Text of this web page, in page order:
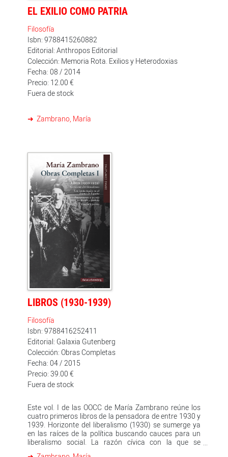
sorprendida tan sólo en algunos claros que se abren en
la espesura inicial entre cielo y tierra. Y en el remoto
se anegan´.
EL EXILIO COMO PATRIA
Filosofía
Isbn: 9788415260882
Editorial: Anthropos Editorial
Colección: Memoria Rota. Exilios y Heterodoxias
Fecha: 08 / 2014
Precio: 12.00 €
Fuera de stock
Zambrano, María
LIBROS (1930-1939)
Filosofía
Isbn: 9788416252411
Editorial: Galaxia Gutenberg
Colección: Obras Completas
Fecha: 04 / 2015
Precio: 39.00 €
Fuera de stock
Este vol. I de las OOCC de María Zambrano reúne los
cuatro primeros libros de la pensadora de entre 1930 y
1939. Horizonte del liberalismo (1930) se sumerge ya
en las raíces de la política buscando cauces para un
liberalismo social. La razón cívica con la que se